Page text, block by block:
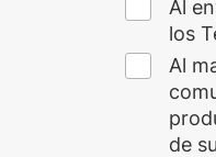
Al
los
Al
de